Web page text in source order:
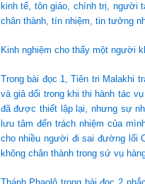
kinh tế, tôn giáo, chính trị, người
chân thành, tín nhiệm, tin tưởng
Kinh nghiệm cho thấy một người
Trong bài đọc 1, Tiên tri Malakhi
và giả dối trong khi thi hành tác
đã được thiết lập lại, nhưng sự
lưu tâm đến trách nhiệm của
cho nhiều người đi sai đường lối
không chân thành trong sứ vụ